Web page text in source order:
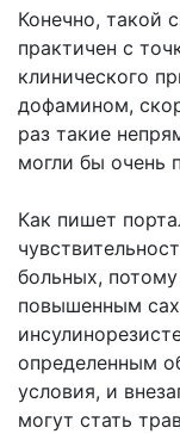
Конечно, такой
практичен с
клинического
дофамином,
раз такие
могли бы очень
Как пишет
больных,
повышенным
определенным
условия, и
могут стать